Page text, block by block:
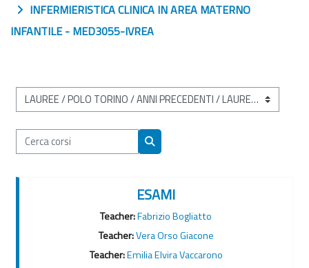
INFERMIERISTICA CLINICA IN AREA MATERNO
INFANTILE - MED3055-IVREA
Categorie di corso
Cerca corsi
Cerca corsi
ESAMI
Teacher:Fabrizio Bogliatto
Teacher:Vera Orso Giacone
Teacher:Emilia Elvira Vaccarono